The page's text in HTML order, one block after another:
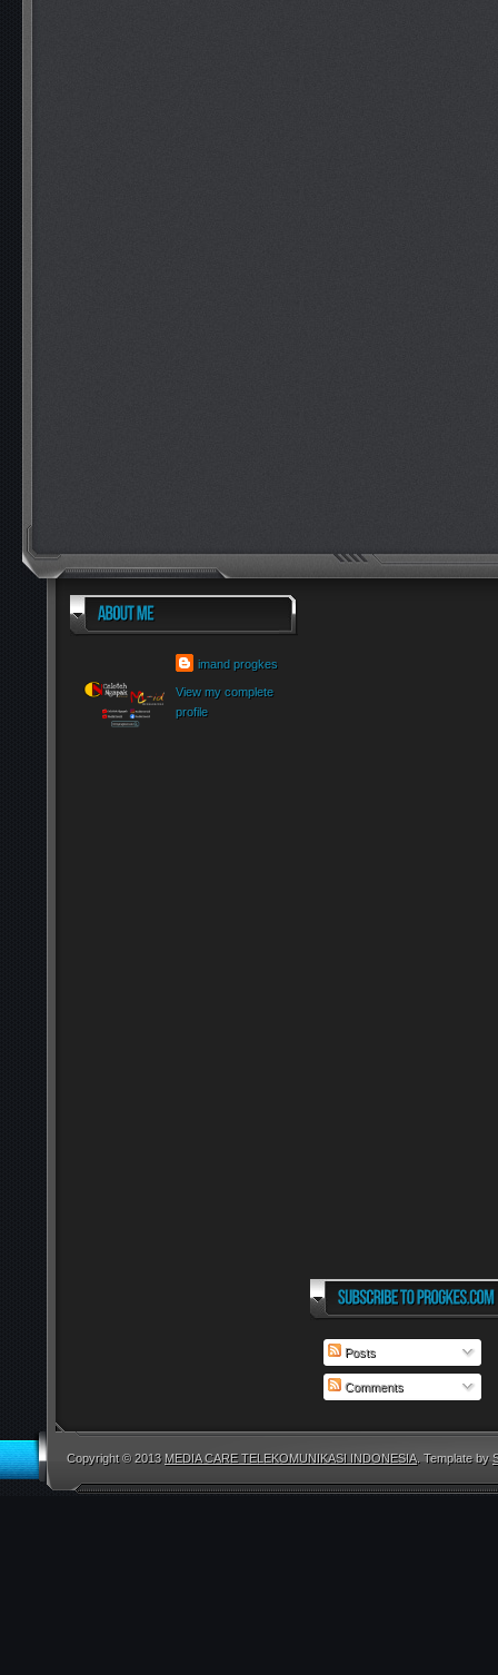
imand progkes
View my complete
profile
Posts
Comments
Copyright © 2013 MEDIA CARE TELEKOMUNIKASI INDONESIA. Template by